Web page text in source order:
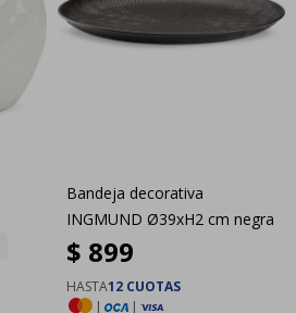
Bandeja decorativa
INGMUND Ø39xH2 cm negra
$ 899
HASTA12 CUOTAS
|
|